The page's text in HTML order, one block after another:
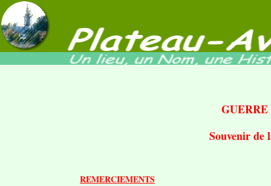
GUERRE
Souvenir
REMERCIEMENTS